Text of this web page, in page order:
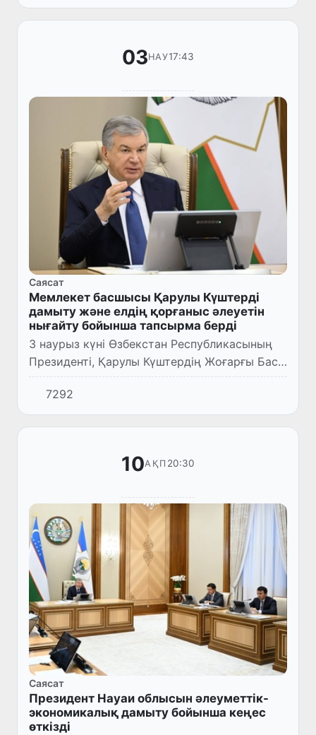
Рахмон шағын құрамда келіссөз бен Жоғ...
03НАУ17:43
Саясат
Мемлекет басшысы Қарулы Күштерді
дамыту және елдің қорғаныс әлеуетін
нығайту бойынша тапсырма берді
3 наурыз күні Өзбекстан Республикасының
Президенті, Қарулы Күштердің Жоғарғы Бас
Қолбасшысы Шавкат Мирзиёевтің
төрағалығымен елдің қорғаныс қабілетін
нығайту мәселелері бойынша жин...
7292
10АҚП 20:30
Саясат
Президент Науаи облысын әлеуметтік-
экономикалық дамыту бойынша кеңес
өткізді